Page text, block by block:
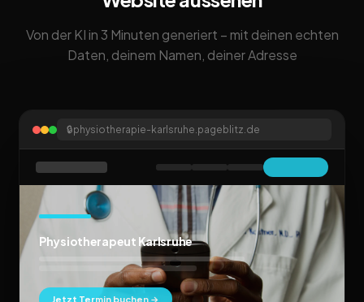
Von der KI in 3 Minuten generiert – mit deinen echten
Daten, deinem Namen, deiner Adresse
🔒physiotherapie-karlsruhe.pageblitz.de
Physiotherapeut Karlsruhe
Jetzt Termin buchen →